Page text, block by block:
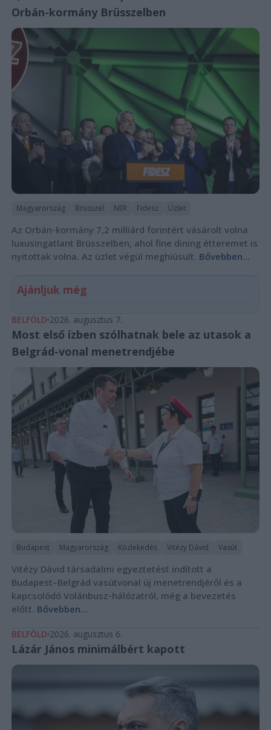
Orbán-kormány Brüsszelben
Magyarország Brüsszel NER Fidesz Üzlet
Az Orbán-kormány 7,2 milliárd forintért vásárolt volna
luxusingatlant Brüsszelben, ahol fine dining étteremet is
nyitottak volna. Az üzlet végül meghiúsult. Bővebben...
Ajánljuk még
BELFÖLD 2026. augusztus 7.
Most első ízben szólhatnak bele az utasok a
Belgrád-vonal menetrendjébe
Budapest Magyarország Közlekedés Vitézy Dávid Vasút
Vitézy Dávid társadalmi egyeztetést indított a
Budapest–Belgrád vasútvonal új menetrendjéről és a
kapcsolódó Volánbusz-hálózatról, még a bevezetés
előtt. Bővebben...
BELFÖLD 2026. augusztus 6.
Lázár János minimálbért kapott